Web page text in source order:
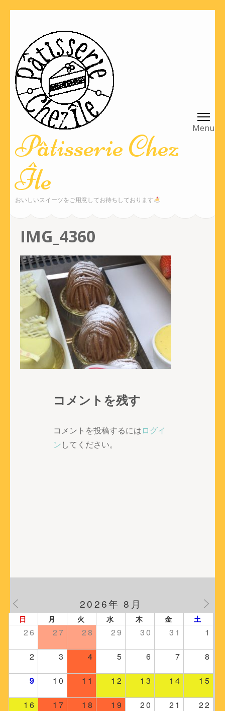
ツ
へ
(Enter
押
す)
Pâtisserie Chez
Île
おいしいスイーツをご用意してお待ちしております
IMG_4360
コメントを残す
コメントを投稿するにはログイ
ンしてください。
2026年 8月
日 月 火 水 木 金 土
26 27 28 29 30 31 1
2 3 4 5 6 7 8
9 10 11 12 13 14 15
16 17 18 19 20 21 22